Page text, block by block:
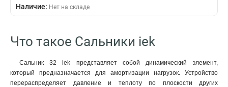
Наличие: Нет на складе
Что такое Сальники iek
Сальник 32 iek представляет собой динамический элемент,
который предназначается для амортизации нагрузок. Устройство
перераспределяет давление и теплоту по плоскости других